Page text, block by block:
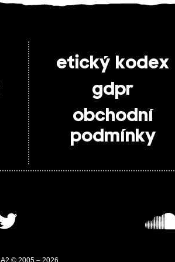
etický kodex
gdpr
obchodní
podmínky
A2 © 2005 – 2026